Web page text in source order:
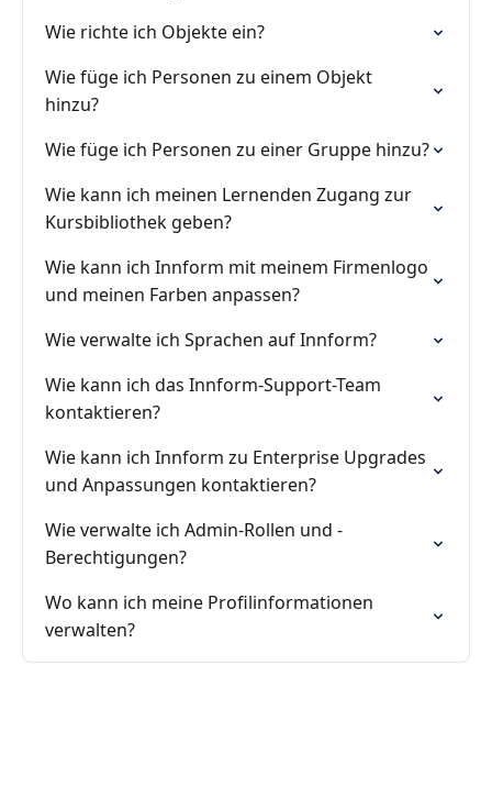
Wie richte ich Objekte ein?
Wie füge ich Personen zu einem Objekt
hinzu?
Wie füge ich Personen zu einer Gruppe hinzu?
Wie kann ich meinen Lernenden Zugang zur
Kursbibliothek geben?
Wie kann ich Innform mit meinem Firmenlogo
und meinen Farben anpassen?
Wie verwalte ich Sprachen auf Innform?
Wie kann ich das Innform-Support-Team
kontaktieren?
Wie kann ich Innform zu Enterprise Upgrades
und Anpassungen kontaktieren?
Wie verwalte ich Admin-Rollen und -
Berechtigungen?
Wo kann ich meine Profilinformationen
verwalten?